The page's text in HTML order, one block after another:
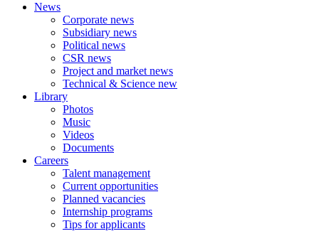
News
Corporate news
Subsidiary news
Political news
CSR news
Project and market news
Technical & Science new
Library
Photos
Music
Videos
Documents
Careers
Talent management
Current opportunities
Planned vacancies
Internship programs
Tips for applicants